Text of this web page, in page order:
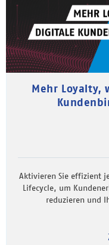
Mehr Loyalty,
Aktivieren Sie effizient
Lifecycle, um
reduzieren und